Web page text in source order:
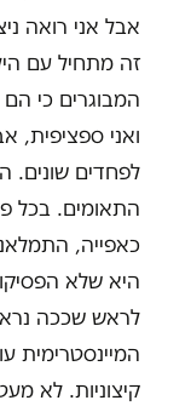
אבל אני רואה
זה מתחיל עם
המבוגרים כי
ואני ספציפית,
לפחדים שונים.
התאומים. בכל
כאפייה,
היא שלא הפסיקו
לראש שככה
המיינסטרימית
קיצוניות. לא